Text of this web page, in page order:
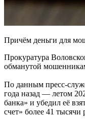
Причём деньги для
Прокуратура
обманутой
По данным пресс-
года назад — летом
банка» и убедил её
счет» более 41 тысячи